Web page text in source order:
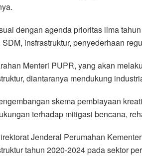
dengan agenda prioritas lima
insfrastruktur, penyederhaan
Menteri PUPR, yang akan
diantaranya mendukung
skema pembiayaan
terhadap mitigasi bencana,
Jenderal Perumahan
tahun 2020-2024 pada sektor